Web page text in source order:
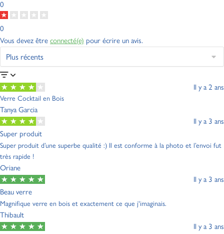
0
0
Vous devez être connecté(e) pour écrire un avis.
Il y a 2 ans
Verre Cocktail en Bois
Tanya Garcia
Il y a 3 ans
Super produit
Super produit d’une superbe qualité :) Il est conforme à la photo et l’envoi fut
très rapide !
Oriane
Il y a 3 ans
Beau verre
Magnifique verre en bois et exactement ce que j'imaginais.
Thibault
Il y a 3 ans